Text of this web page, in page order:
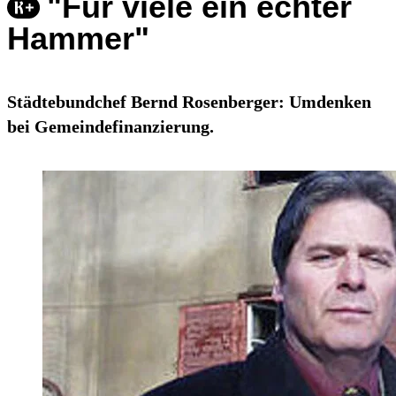
Hammer"
Städtebundchef Bernd Rosenberger: Umdenken
bei Gemeindefinanzierung.